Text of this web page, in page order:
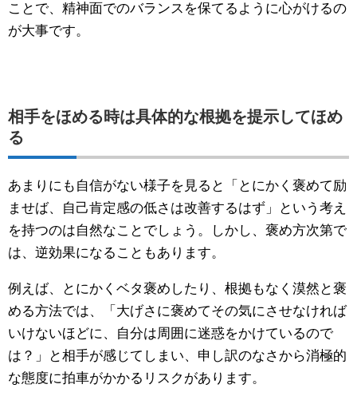
ことで、精神面でのバランスを保てるように心がけるの
が大事です。
相手をほめる時は具体的な根拠を提示してほめ
る
あまりにも自信がない様子を見ると「とにかく褒めて励
ませば、自己肯定感の低さは改善するはず」という考え
を持つのは自然なことでしょう。しかし、褒め方次第で
は、逆効果になることもあります。
例えば、とにかくベタ褒めしたり、根拠もなく漠然と褒
める方法では、「大げさに褒めてその気にさせなければ
いけないほどに、自分は周囲に迷惑をかけているので
は？」と相手が感じてしまい、申し訳のなさから消極的
な態度に拍車がかかるリスクがあります。